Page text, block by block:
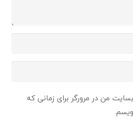
من در مرورگر برای زمانی که